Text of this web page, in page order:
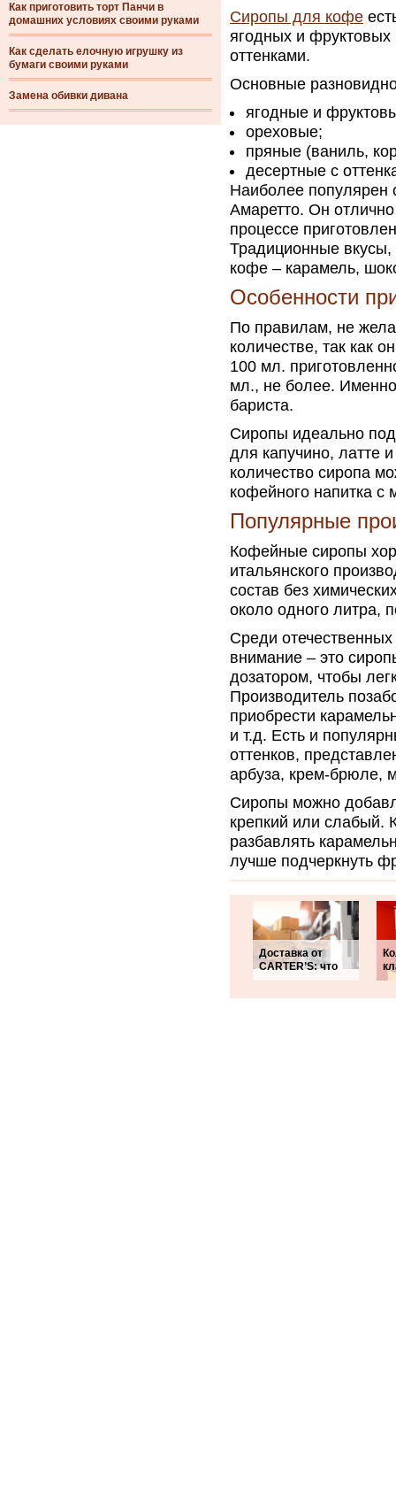
Как приготовить торт Панчи в
домашних условиях своими руками
Как сделать елочную игрушку из
бумаги своими руками
Замена обивки дивана
Сиропы для кофе
ягодных и
оттенками.
Основные
ягодные и
ореховые;
пряные (ваниль,
десертные с
Наиболее популярен
Амаретто. Он
процессе
Традиционные
кофе – карамель,
Особенности
По правилам, не
количестве, так как
100 мл.
мл., не более.
бариста.
Сиропы идеально
для капучино, латте
количество сиропа
кофейного напитка
Популярные
Кофейные сиропы
итальянского
состав без
около одного литра,
Среди отечественных
внимание – это
дозатором, чтобы
Производитель
приобрести
и т.д. Есть и
оттенков,
арбуза, крем-брюле,
Сиропы можно
крепкий или слабый.
разбавлять
лучше подчеркнуть
Доставка от
CARTER’S: что